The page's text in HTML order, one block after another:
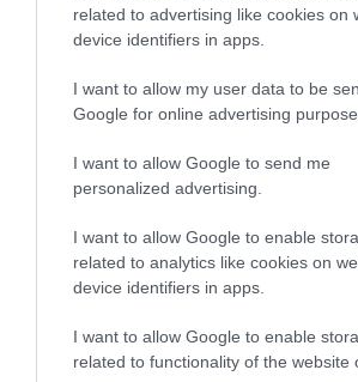
related to advertising like cookies on
device identifiers in apps.
I want to allow my user data to be
Google for online advertising
I want to allow Google to send me
personalized advertising.
I want to allow Google to enable
related to analytics like cookies on
device identifiers in apps.
I want to allow Google to enable
related to functionality of the website